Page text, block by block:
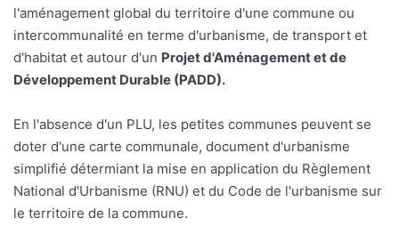
l'aménagement global du territoire d'une commune ou
intercommunalité en terme d'urbanisme, de transport et
d'habitat et autour d'un Projet d'Aménagement et de
Développement Durable (PADD).
En l'absence d'un PLU, les petites communes peuvent se
doter d'une carte communale, document d'urbanisme
simplifié détermiant la mise en application du Règlement
National d'Urbanisme (RNU) et du Code de l'urbanisme sur
le territoire de la commune.